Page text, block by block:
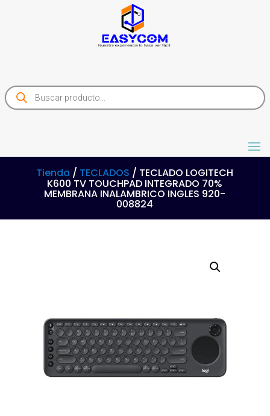
Products
search
Tienda / TECLADOS / TECLADO LOGITECH
K600 TV TOUCHPAD INTEGRADO 70%
MEMBRANA INALAMBRICO INGLES 920-
008824